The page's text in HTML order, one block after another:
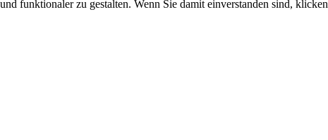
funktionaler zu gestalten. Wenn Sie damit einverstanden sind,